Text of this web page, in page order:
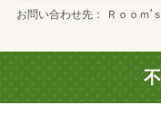
お問い合わせ先
Ｒｏｏｍ